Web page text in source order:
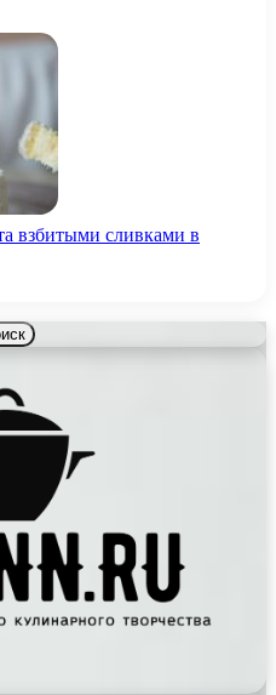
взбитыми сливками в